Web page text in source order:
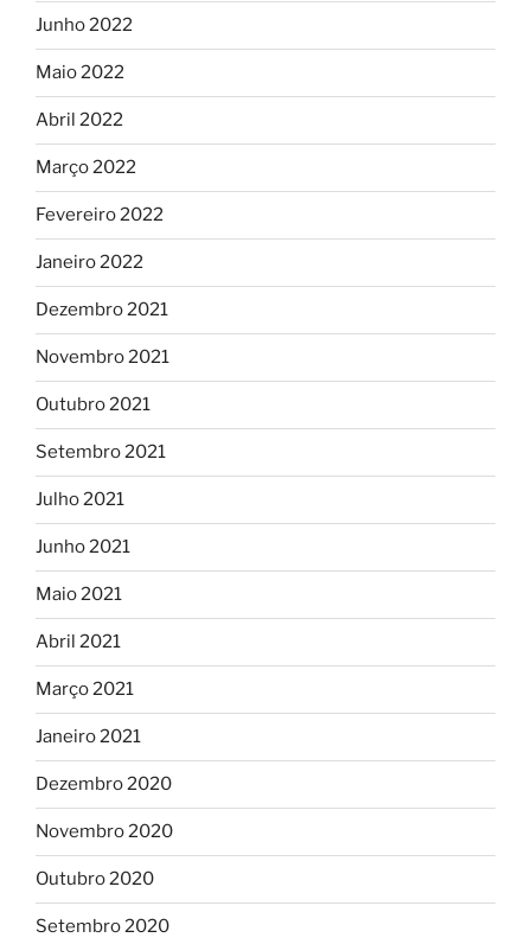
Junho 2022
Maio 2022
Abril 2022
Março 2022
Fevereiro 2022
Janeiro 2022
Dezembro 2021
Novembro 2021
Outubro 2021
Setembro 2021
Julho 2021
Junho 2021
Maio 2021
Abril 2021
Março 2021
Janeiro 2021
Dezembro 2020
Novembro 2020
Outubro 2020
Setembro 2020